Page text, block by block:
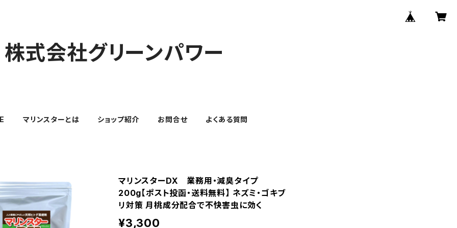
株式会社グリーンパワー
マリンスターとは ショップ紹介 お問合せ よくある質問
マリンスターDX 業務用・減臭タイプ
200g【ポスト投函・送料無料】 ネズミ・ゴキブ
リ対策 月桃成分配合で不快害虫に効く
¥3,300